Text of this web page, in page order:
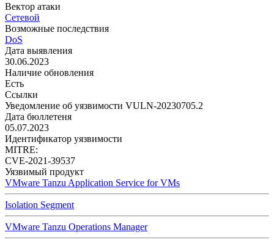
Вектор атаки
Сетевой
Возможные последствия
DoS
Дата выявления
30.06.2023
Наличие обновления
Есть
Ссылки
Уведомление об уязвимости VULN-20230705.2
Дата бюллетеня
05.07.2023
Идентификатор уязвимости
MITRE:
CVE-2021-39537
Уязвимый продукт
VMware Tanzu Application Service for VMs
Isolation Segment
VMware Tanzu Operations Manager